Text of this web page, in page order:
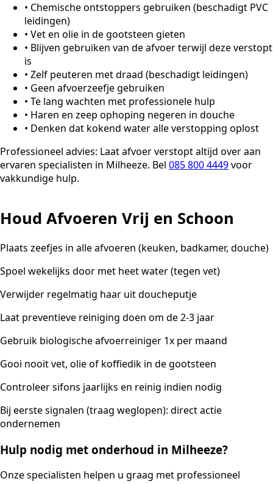
• Chemische ontstoppers gebruiken (beschadigt PVC
leidingen)
• Vet en olie in de gootsteen gieten
• Blijven gebruiken van de afvoer terwijl deze verstopt
is
• Zelf peuteren met draad (beschadigt leidingen)
• Geen afvoerzeefje gebruiken
• Te lang wachten met professionele hulp
• Haren en zeep ophoping negeren in douche
• Denken dat kokend water alle verstopping oplost
Professioneel advies: Laat afvoer verstopt altijd over aan
ervaren specialisten in Milheeze. Bel 085 800 4449voor
vakkundige hulp.
Houd Afvoeren Vrij en Schoon
Plaats zeefjes in alle afvoeren (keuken, badkamer, douche)
Spoel wekelijks door met heet water (tegen vet)
Verwijder regelmatig haar uit doucheputje
Laat preventieve reiniging doen om de 2-3 jaar
Gebruik biologische afvoerreiniger 1x per maand
Gooi nooit vet, olie of koffiedik in de gootsteen
Controleer sifons jaarlijks en reinig indien nodig
Bij eerste signalen (traag weglopen): direct actie
ondernemen
Hulp nodig met onderhoud in Milheeze?
Onze specialisten helpen u graag met professioneel